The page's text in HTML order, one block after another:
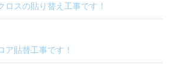
ロスの貼り替え工事です！
ア貼替工事です！